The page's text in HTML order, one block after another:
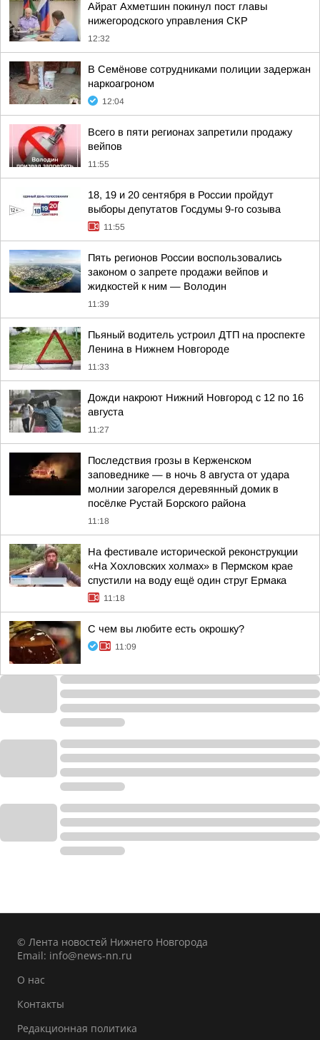
Айрат Ахметшин покинул пост главы
нижегородского управления СКР
12:32
В Семёнове сотрудниками полиции задержан
наркоагроном
12:04
Всего в пяти регионах запретили продажу
вейпов
11:55
18, 19 и 20 сентября в России пройдут
выборы депутатов Госдумы 9-го созыва
11:55
Пять регионов России воспользовались
законом о запрете продажи вейпов и
жидкостей к ним — Володин
11:39
Пьяный водитель устроил ДТП на проспекте
Ленина в Нижнем Новгороде
11:33
Дожди накроют Нижний Новгород с 12 по 16
августа
11:27
Последствия грозы в Керженском
заповеднике — в ночь 8 августа от удара
молнии загорелся деревянный домик в
посёлке Рустай Борского района
11:18
На фестивале исторической реконструкции
«На Хохловских холмах» в Пермском крае
спустили на воду ещё один струг Ермака
11:18
С чем вы любите есть окрошку?
11:09
© Лента новостей Нижнего Новгорода
Email: info@news-nn.ru
О нас
Контакты
Редакционная политика